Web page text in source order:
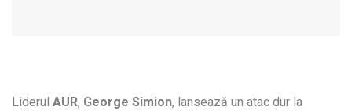
Liderul AUR, George Simion, lansează un atac dur la